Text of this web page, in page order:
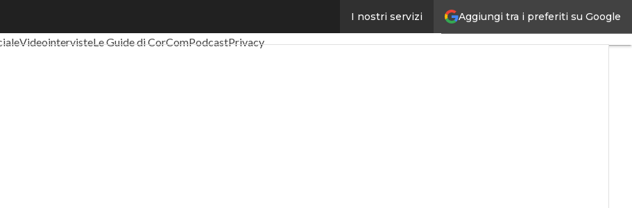
Aggiungi tra i preferiti su Google
I nostri servizi
VideointervisteLe Guide di CorComPodcastPrivacy